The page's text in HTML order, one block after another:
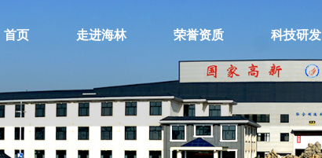
首页 走进海林 荣誉资质 科技研发